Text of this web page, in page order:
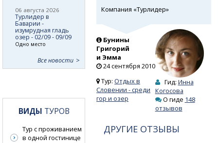
Компания «Турлидер»
Бунины
Григорий
и Эмма
24 сентября 2010
Тур:Отдых в
Словении - среди
гор и озер
Гид: Инна
Когосова
О гиде 148
отзывов
ДРУГИЕ ОТЗЫВЫ
06 августа 2026
Турлидер в
Баварии -
изумрудная гладь
озер - 02/09 - 09/09
Одно место
Все новости
ВИДЫ ТУРОВ
Тур с проживанием
в одной гостинице